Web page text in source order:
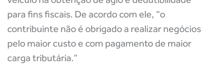
para fins fiscais. De acordo com ele, “o
contribuinte não é obrigado a realizar negócios
pelo maior custo e com pagamento de maior
carga tributária.”